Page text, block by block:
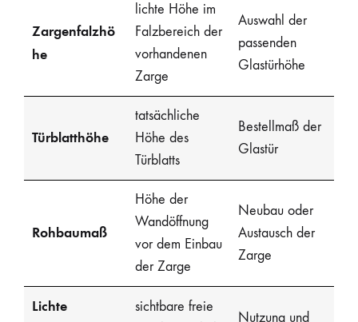
Zargenfalzhö
he
lichte Höhe im
Falzbereich der
vorhandenen
Zarge
Auswahl der
passenden
Glastürhöhe
Türblatthöhe
tatsächliche
Höhe des
Türblatts
Bestellmaß der
Glastür
Rohbaumaß
Höhe der
Wandöffnung
vor dem Einbau
der Zarge
Neubau oder
Austausch der
Zarge
Lichte
sichtbare freie
Nutzung und